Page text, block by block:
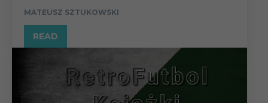
MATEUSZ SZTUKOWSKI
READ